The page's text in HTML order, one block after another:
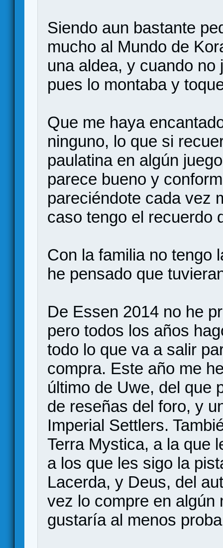
Siendo aun bastante
mucho al Mundo de
una aldea, y cuando no
pues lo montaba y
Que me haya
ninguno, lo que si
paulatina en algún
parece bueno y
pareciéndote cada vez
caso tengo el recuerdo
Con la familia no tengo
he pensado que
De Essen 2014 no he
pero todos los años
todo lo que va a salir
compra. Este año me
último de Uwe, del que
de reseñas del foro, y
Imperial Settlers.
Terra Mystica, a la que
a los que les sigo la
Lacerda, y Deus, del
vez lo compre en algún
gustaría al menos